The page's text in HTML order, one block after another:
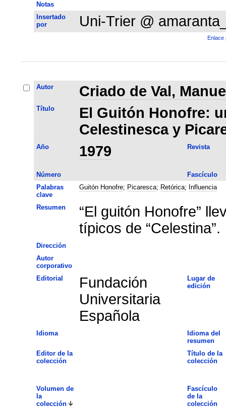
Notas
Insertado
por
Uni-Trier @
Enlace
Autor Criado de Val,
Título
El Guitón Honofre:
Celestinesca y
Año 1979 Revista
Número
Fascículo
Palabras
clave
Guitón Honofre; Picaresca; Retórica; Influencia
Resumen
“El guitón Honofre”
típicos de “Celestina”.
Dirección
Autor
corporativo
Editorial
Fundación
Universitaria
Española
Lugar de
edición
Idioma
Idioma del
resumen
Editor de la
colección
Título de la
colección
Volumen de
la
colección
Fascículo
de la
colección